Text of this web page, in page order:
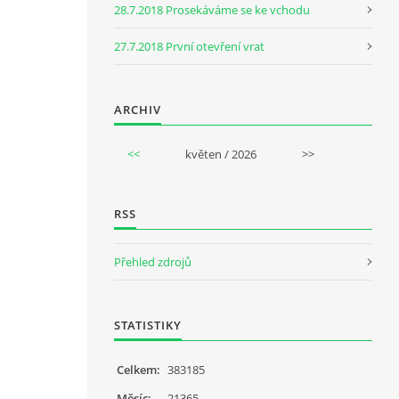
28.7.2018 Prosekáváme se ke vchodu
27.7.2018 První otevření vrat
ARCHIV
<< květen / 2026 >>
RSS
Přehled zdrojů
STATISTIKY
Celkem: 383185